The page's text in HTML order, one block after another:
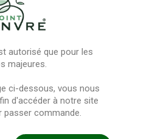
autorisé que pour les
majeures.
ci-dessous, vous nous
d'accéder à notre site
passer commande.
€
€